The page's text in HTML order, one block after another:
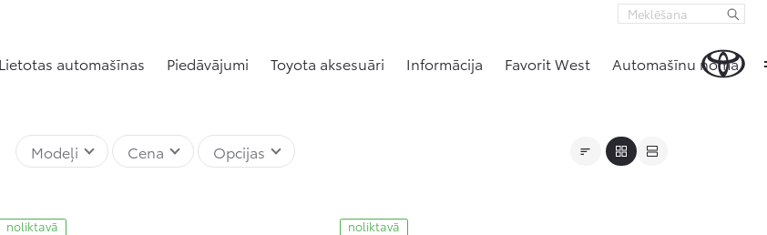
Lietotas automašīnas Piedāvājumi Toyota aksesuāri Informācija Favorit West Automašīnu noma
Modeļi Cena Opcijas
noliktavā noliktavā